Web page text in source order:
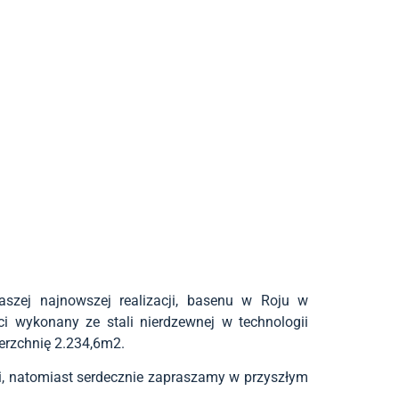
najnowszej realizacji, basenu w Roju w
wykonany ze stali nierdzewnej w technologii
2.234,6m2.
natomiast serdecznie zapraszamy w przyszłym